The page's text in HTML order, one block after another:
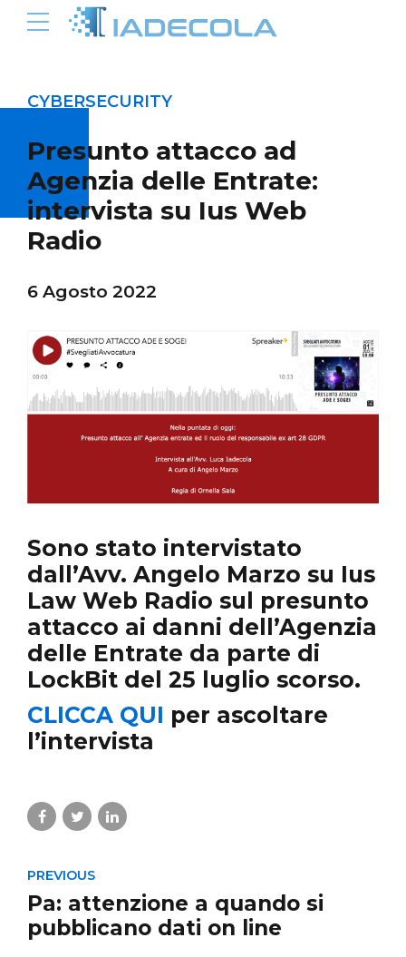
CYBERSECURITY
Presunto attacco ad
Agenzia delle Entrate:
intervista su Ius Web
Radio
6 Agosto 2022
Sono stato intervistato
dall’Avv. Angelo Marzo su Ius
Law Web Radio sul presunto
attacco ai danni dell’Agenzia
delle Entrate da parte di
LockBit del 25 luglio scorso.
CLICCA QUI per ascoltare
l’intervista
PREVIOUS
Pa: attenzione a quando si
pubblicano dati on line